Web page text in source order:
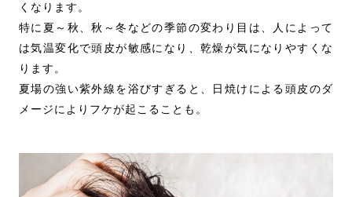
くなります。
特に夏～秋、秋～冬などの季節の変わり目は、人によって
は気温変化で頭皮が敏感になり、乾燥が気になりやすくな
ります。
夏場の強い紫外線を浴びすぎると、日焼けによる頭皮のダ
メージによりフケが起こることも。